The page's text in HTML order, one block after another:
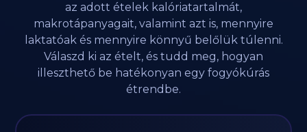
az adott ételek kalóriatartalmát,
makrotápanyagait, valamint azt is, mennyire
laktatóak és mennyire könnyű belőlük túlenni.
Válaszd ki az ételt, és tudd meg, hogyan
illeszthető be hatékonyan egy fogyókúrás
étrendbe.